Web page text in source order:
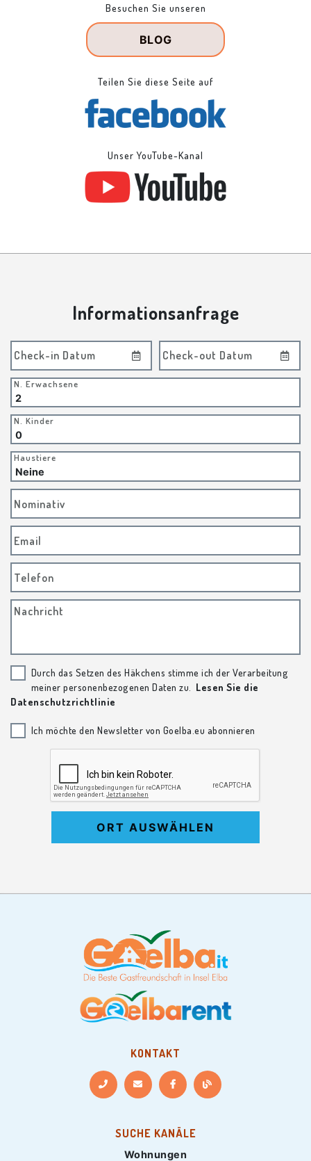
Besuchen Sie unseren
BLOG
Teilen Sie diese Seite auf
Unser YouTube-Kanal
Informationsanfrage
Check-in Datum Check-out Datum
N. Erwachsene
N. Kinder
Haustiere
Nominativ
Email
Telefon
Nachricht
Durch das Setzen des Häkchens stimme ich der Verarbeitung
meiner personenbezogenen Daten zu.
Lesen Sie die
Datenschutzrichtlinie
Ich möchte den Newsletter von Goelba.eu abonnieren
ORT AUSWÄHLEN
KONTAKT
SUCHE KANÄLE
Wohnungen